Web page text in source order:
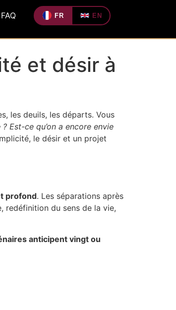
FAQ FR EN
et désir à
les deuils, les départs. Vous
Est-ce qu’on a encore envie
le désir et un projet
profond. Les séparations après
redéfinition du sens de la vie,
anticipent vingt ou